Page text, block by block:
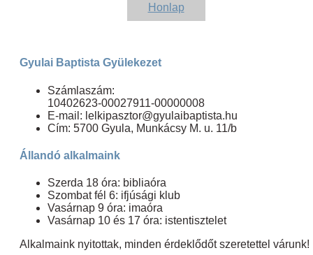
Honlap
Gyulai Baptista Gyülekezet
Számlaszám:
10402623-00027911-00000008
E-mail: lelkipasztor@gyulaibaptista.hu
Cím: 5700 Gyula, Munkácsy M. u. 11/b
Állandó alkalmaink
Szerda 18 óra: bibliaóra
Szombat fél 6: ifjúsági klub
Vasárnap 9 óra: imaóra
Vasárnap 10 és 17 óra: istentisztelet
Alkalmaink nyitottak, minden érdeklődőt szeretettel várunk!